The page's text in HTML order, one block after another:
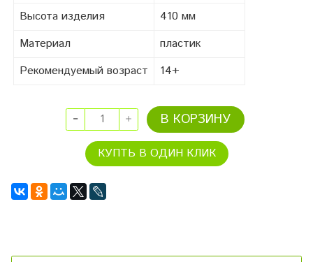
Высота изделия
410 мм
Материал
пластик
Рекомендуемый возраст
14+
В КОРЗИНУ
КУПТЬ В ОДИН КЛИК